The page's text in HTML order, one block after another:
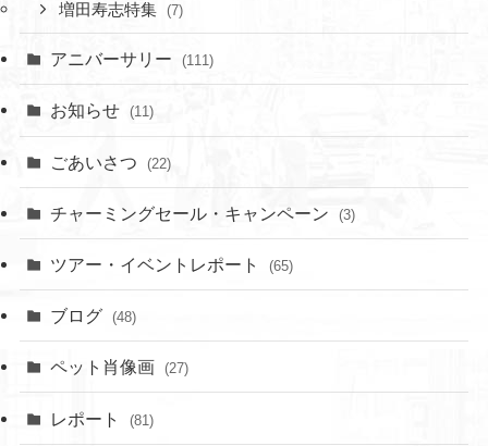
増田寿志特集 (7)
アニバーサリー (111)
お知らせ (11)
ごあいさつ (22)
チャーミングセール・キャンペーン (3)
ツアー・イベントレポート (65)
ブログ (48)
ペット肖像画 (27)
レポート (81)